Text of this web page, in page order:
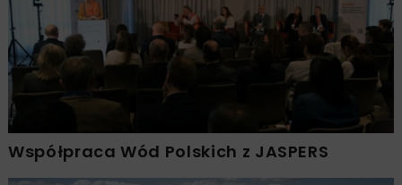
Współpraca Wód Polskich z JASPERS